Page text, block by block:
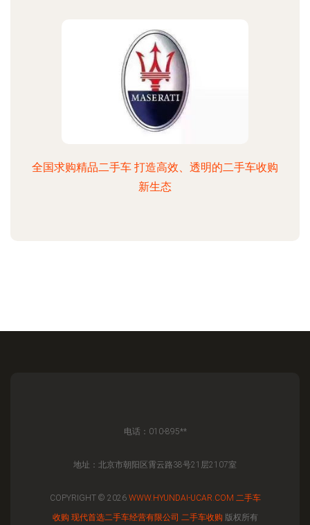
全国求购精品二手车 打造高效、透明的二手车收购
新生态
电话：010-895**
地址：北京市朝阳区霄云路38号21层2107室
COPYRIGHT © 2026 WWW.HYUNDAI-UCAR.COM 二手车
收购 现代首选二手车经营有限公司 二手车收购 版权所有